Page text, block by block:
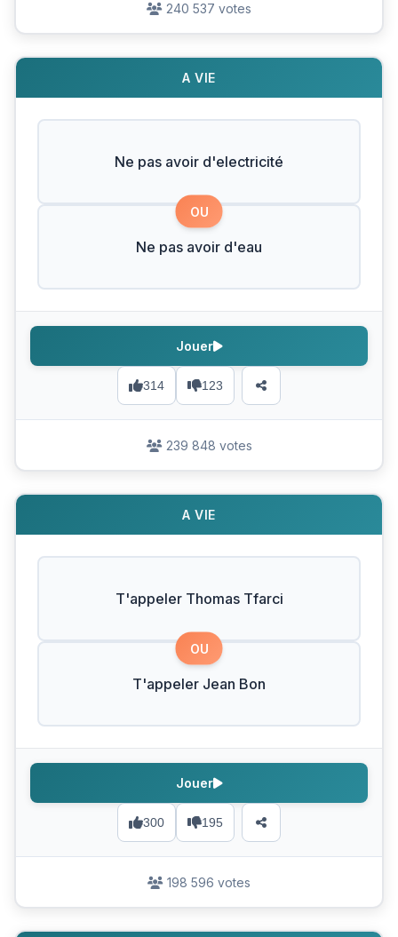
240 537 votes
A VIE
Ne pas avoir d'electricité
OU
Ne pas avoir d'eau
314 123
Jouer
239 848 votes
A VIE
T'appeler Thomas Tfarci
OU
T'appeler Jean Bon
300 195
Jouer
198 596 votes